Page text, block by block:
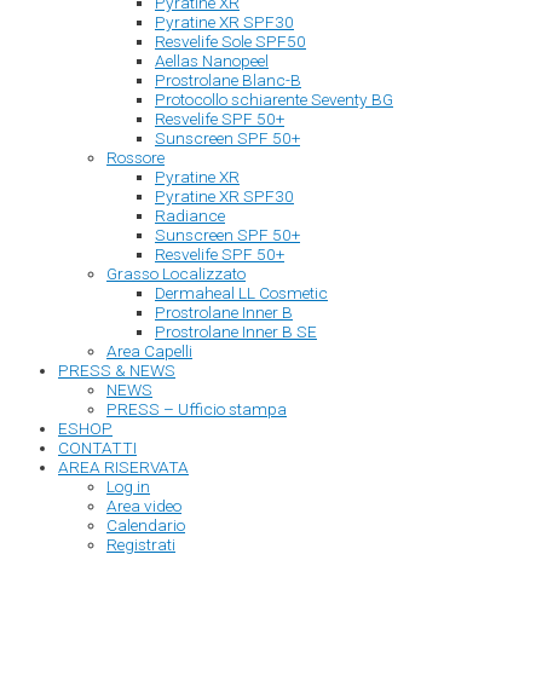
Pyratine XR SPF30
Resvelife Sole SPF50
Aellas Nanopeel
Prostrolane Blanc-B
Protocollo schiarente Seventy BG
Resvelife SPF 50+
Sunscreen SPF 50+
Rossore
Pyratine XR
Pyratine XR SPF30
Radiance
Sunscreen SPF 50+
Resvelife SPF 50+
Grasso Localizzato
Dermaheal LL Cosmetic
Prostrolane Inner B
Prostrolane Inner B SE
Area Capelli
PRESS & NEWS
NEWS
PRESS – Ufficio stampa
ESHOP
CONTATTI
AREA RISERVATA
Log in
Area video
Calendario
Registrati